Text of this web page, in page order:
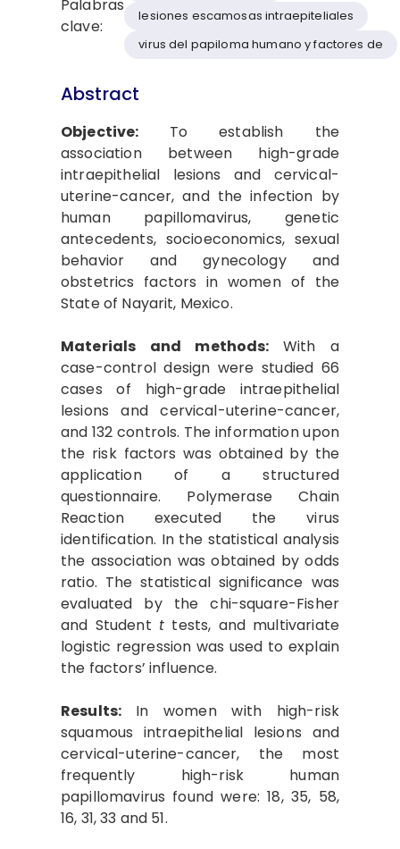
Palabras
clave:
lesiones escamosas intraepiteliales
virus del papiloma humano y factores de
Abstract
Objective: To establish the
association between high-grade
intraepithelial lesions and cervical-
uterine-cancer, and the infection by
human papillomavirus, genetic
antecedents, socioeconomics, sexual
behavior and gynecology and
obstetrics factors in women of the
State of Nayarit, Mexico.
Materials and methods: With a
case-control design were studied 66
cases of high-grade intraepithelial
lesions and cervical-uterine-cancer,
and 132 controls. The information upon
the risk factors was obtained by the
application of a structured
questionnaire. Polymerase Chain
Reaction executed the virus
identification. In the statistical analysis
the association was obtained by odds
ratio. The statistical significance was
evaluated by the chi-square-Fisher
and Student t tests, and multivariate
logistic regression was used to explain
the factors’ influence.
Results: In women with high-risk
squamous intraepithelial lesions and
cervical-uterine-cancer, the most
frequently high-risk human
papillomavirus found were: 18, 35, 58,
16, 31, 33 and 51.